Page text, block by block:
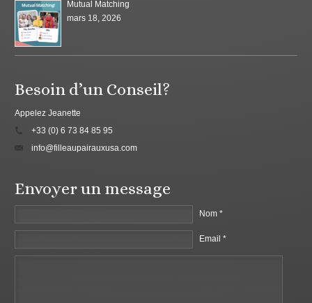
Mutual Matching
mars 18, 2026
Besoin d’un Conseil?
Appelez Jeanette
+33 (0) 6 73 84 85 95
info@filleaupairauxusa.com
Envoyer un message
Nom *
Email *